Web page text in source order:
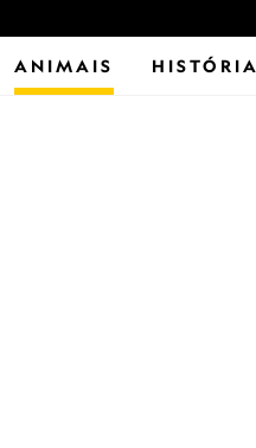
ANIMAIS HISTÓRIA